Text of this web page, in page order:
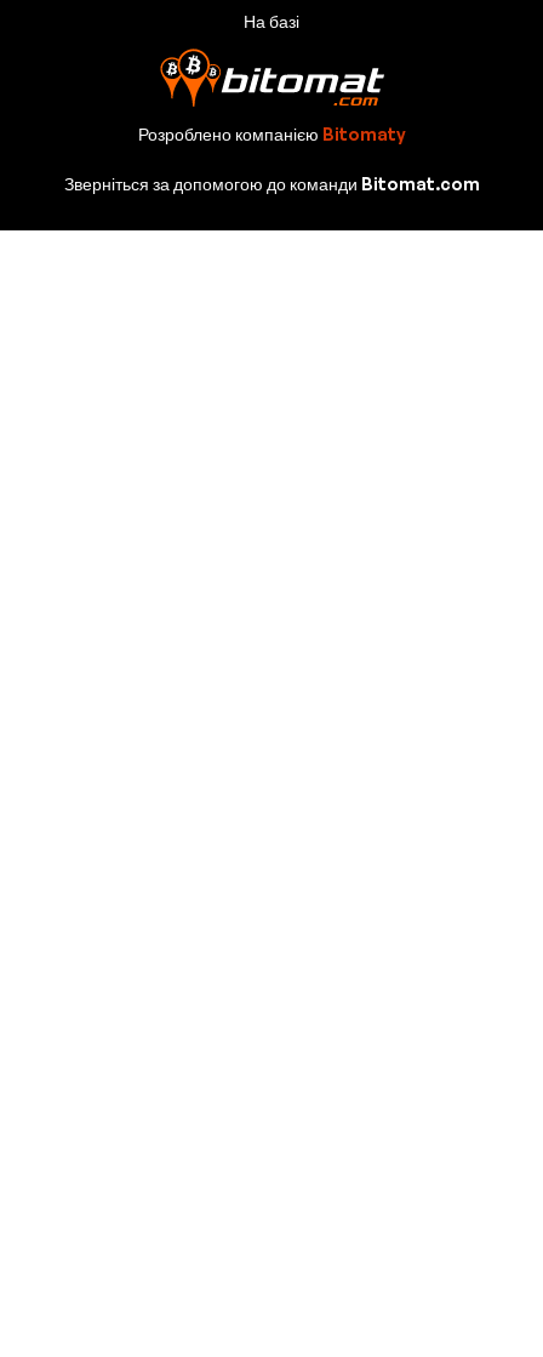
На базі
Розроблено компанією Bitomaty
Зверніться за допомогою до команди Bitomat.com